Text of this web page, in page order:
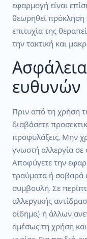
εφαρμογή είναι
θεωρηθεί πρόκληση
επιτυχία της
την τακτική και
ευθυνών
Πριν από τη χρήση
διαβάσετε
προφυλάξεις. Μην
γνωστή αλλεργία σε
Αποφύγετε την
τραύματα ή σοβαρά
συμβουλή. Σε
αλλεργικής
οίδημα) ή άλλων
αμέσως τη χρήση